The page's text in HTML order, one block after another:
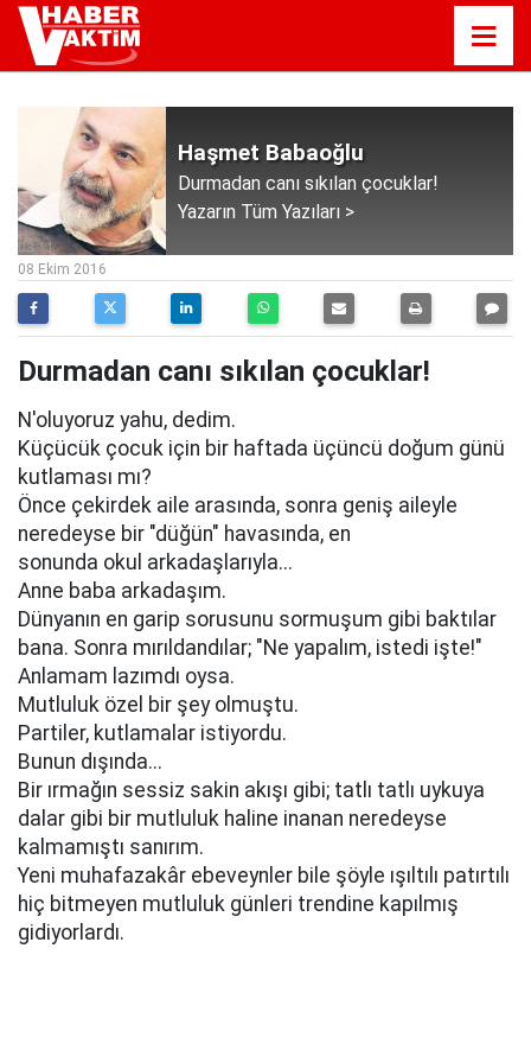
Haşmet Babaoğlu
Durmadan canı sıkılan çocuklar!
Yazarın Tüm Yazıları >
08:11
08 Ekim 2016
Durmadan canı sıkılan çocuklar!
N'oluyoruz yahu, dedim.
Küçücük çocuk için bir haftada üçüncü doğum günü
kutlaması mı?
Önce çekirdek aile arasında, sonra geniş aileyle
neredeyse bir "düğün" havasında, en
sonunda okul arkadaşlarıyla...
Anne baba arkadaşım.
Dünyanın en garip sorusunu sormuşum gibi baktılar
bana. Sonra mırıldandılar; "Ne yapalım, istedi işte!"
Anlamam lazımdı oysa.
Mutluluk özel bir şey olmuştu.
Partiler, kutlamalar istiyordu.
Bunun dışında...
Bir ırmağın sessiz sakin akışı gibi; tatlı tatlı uykuya
dalar gibi bir mutluluk haline inanan neredeyse
kalmamıştı sanırım.
Yeni muhafazakâr ebeveynler bile şöyle ışıltılı patırtılı
hiç bitmeyen mutluluk günleri trendine kapılmış
gidiyorlardı.